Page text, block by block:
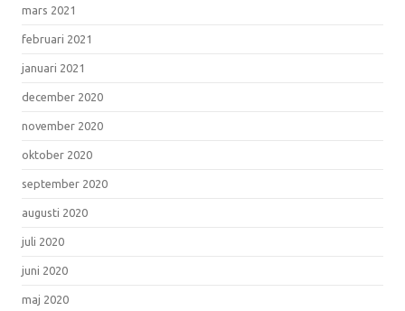
mars 2021
februari 2021
januari 2021
december 2020
november 2020
oktober 2020
september 2020
augusti 2020
juli 2020
juni 2020
maj 2020